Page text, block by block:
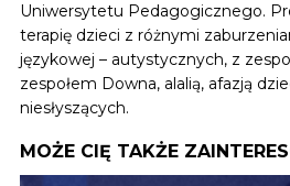
Uniwersytetu Pedagogicznego.
terapię dzieci z różnymi
językowej – autystycznych, z
zespołem Downa, alalią, afazją
niesłyszących.
MOŻE CIĘ TAKŻE